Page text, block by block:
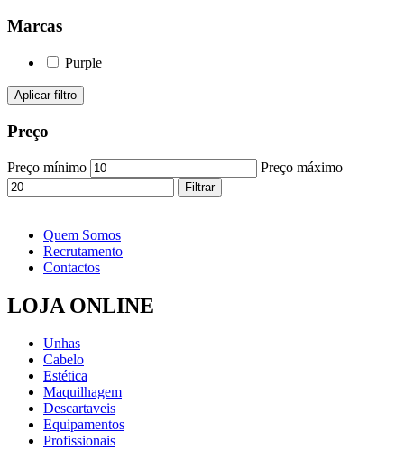
Marcas
Purple
Aplicar filtro
Preço
Preço mínimo Preço máximo
Filtrar
Quem Somos
Recrutamento
Contactos
LOJA ONLINE
Unhas
Cabelo
Estética
Maquilhagem
Descartaveis
Equipamentos
Profissionais